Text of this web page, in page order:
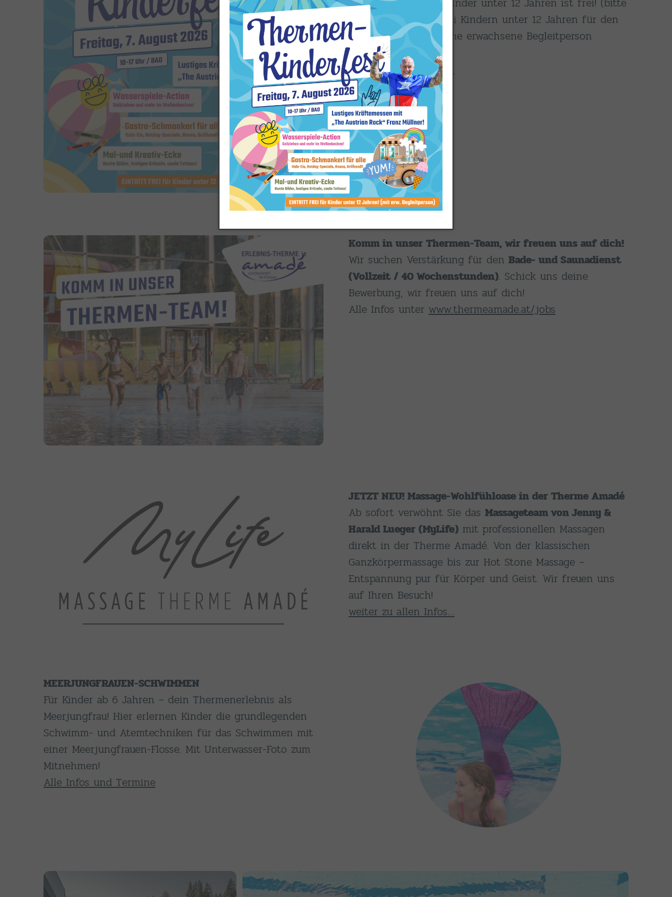
Der Eintritt für alle Kinder unter 12 Jahren ist frei! (bitte
beachten Sie, dass bei Kindern unter 12 Jahren für den
Zutritt zur Therme eine erwachsene Begleitperson
erforderlich ist)
weiter zu allen Infos…
Komm in unser Thermen-Team, wir freuen uns auf dich!
Wir suchen Verstärkung für den Bade- und Saunadienst
(Vollzeit / 40 Wochenstunden). Schick uns deine
Bewerbung, wir freuen uns auf dich!
Alle Infos unter www.thermeamade.at/jobs
JETZT NEU! Massage-Wohlfühloase in der Therme Amadé
Ab sofort verwöhnt Sie das Massageteam von Jenny &
Harald Lueger (MyLife) mit professionellen Massagen
direkt in der Therme Amadé. Von der klassischen
Ganzkörpermassage bis zur Hot Stone Massage –
Entspannung pur für Körper und Geist. Wir freuen uns
auf Ihren Besuch!
weiter zu allen Infos…
MEERJUNGFRAUEN-SCHWIMMEN
Für Kinder ab 6 Jahren – dein Thermenerlebnis als
Meerjungfrau! Hier erlernen Kinder die grundlegenden
Schwimm- und Atemtechniken für das Schwimmen mit
einer Meerjungfrauen-Flosse. Mit Unterwasser-Foto zum
Mitnehmen!
Alle Infos und Termine